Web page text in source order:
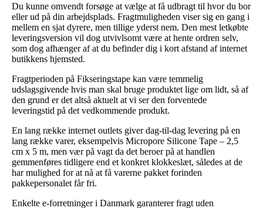
Du kunne omvendt forsøge at vælge at få udbragt til hvor du bor
eller ud på din arbejdsplads. Fragtmuligheden viser sig en gang i
mellem en sjat dyrere, men tillige yderst nem. Den mest letkøbte
leveringsversion vil dog utvivlsomt være at hente ordren selv,
som dog afhænger af at du befinder dig i kort afstand af internet
butikkens hjemsted.
Fragtperioden på Fikseringstape kan være temmelig
udslagsgivende hvis man skal bruge produktet lige om lidt, så af
den grund er det altså aktuelt at vi ser den forventede
leveringstid på det vedkommende produkt.
En lang række internet outlets giver dag-til-dag levering på en
lang række varer, eksempelvis Micropore Silicone Tape – 2,5
cm x 5 m, men vær på vagt da det beroer på at handlen
gemmenføres tidligere end et konkret klokkeslæt, således at de
har mulighed for at nå at få varerne pakket forinden
pakkepersonalet får fri.
Enkelte e-forretninger i Danmark garanterer fragt uden